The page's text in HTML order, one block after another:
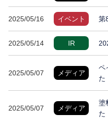
2025/05/16 イベント 第
2025/05/14 IR
2025/05/07 メディア
ペ
た
2025/05/07 メディア
塗
た